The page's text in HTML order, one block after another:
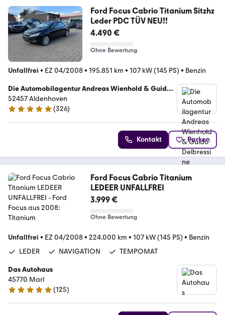
Ford Focus Cabrio Titanium Sitzhz
Leder PDC TÜV NEU!!
4.490 €
Ohne Bewertung
Unfallfrei • EZ 04/2008• 195.851 km • 107 kW (145 PS) • Benzin
Die Automobilagentur Andreas Wienhold & Guido
Delbressine
52457 Aldenhoven
4.8 Sterne
(326)
Kontakt Parken
Ford Focus Cabrio Titanium
LEDEER UNFALLFREI
3.999 €
Ohne Bewertung
Unfallfrei • EZ 04/2008• 224.000 km • 107 kW (145 PS) • Benzin
LEDER
NAVIGATION TEMPOMAT
Das Autohaus
45770 Marl
4.9 Sterne
(125)